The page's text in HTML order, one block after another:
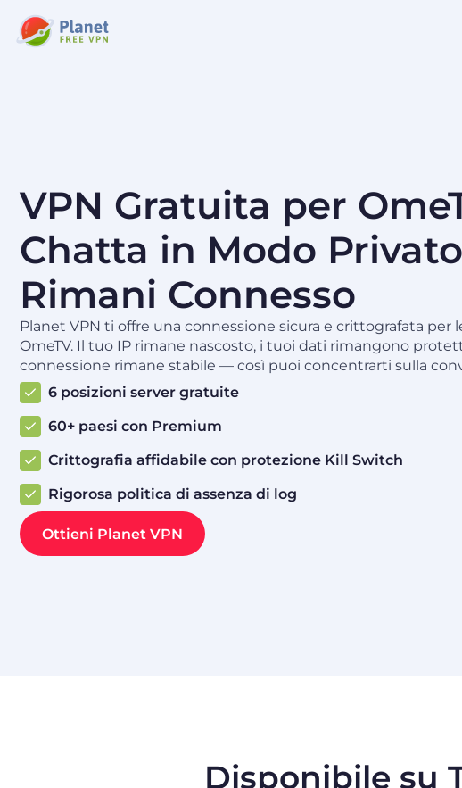
VPN Gratuita per
Chatta in Modo
Rimani Connesso
Planet VPN ti offre una connessione sicura e crittografata per
OmeTV. Il tuo IP rimane nascosto, i tuoi dati rimangono
connessione rimane stabile — così puoi concentrarti sulla
6 posizioni server gratuite
60+ paesi con Premium
Crittografia affidabile con protezione Kill Switch
Rigorosa politica di assenza di log
Ottieni Planet VPN
Disponibile su